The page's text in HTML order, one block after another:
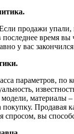
продажи упали,
время вы
у вас
параметров, по
модели, материалы
Продавая
спросом, вы